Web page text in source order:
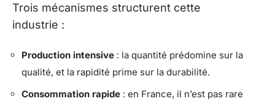
Trois mécanismes structurent cette
industrie :
Production intensive : la quantité prédomine sur la
qualité, et la rapidité prime sur la durabilité.
Consommation rapide : en France, il n’est pas rare